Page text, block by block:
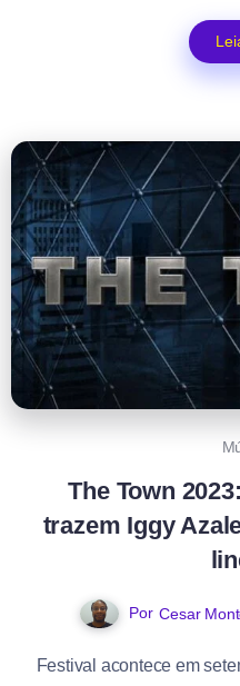
The Town
trazem Iggy
Por Cesar
Festival acontece em